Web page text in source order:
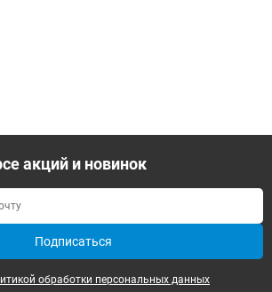
акций и новинок
Подписаться
обработки персональных данных